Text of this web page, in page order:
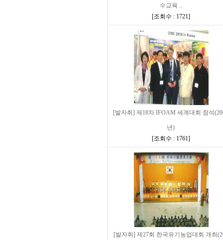
수교육 ..
[조회수 : 1721]
[발자취] 제18차 IFOAM 세계대회 참석
년)
[조회수 : 1761]
[발자취] 제27회 한국유기농업대회 개최